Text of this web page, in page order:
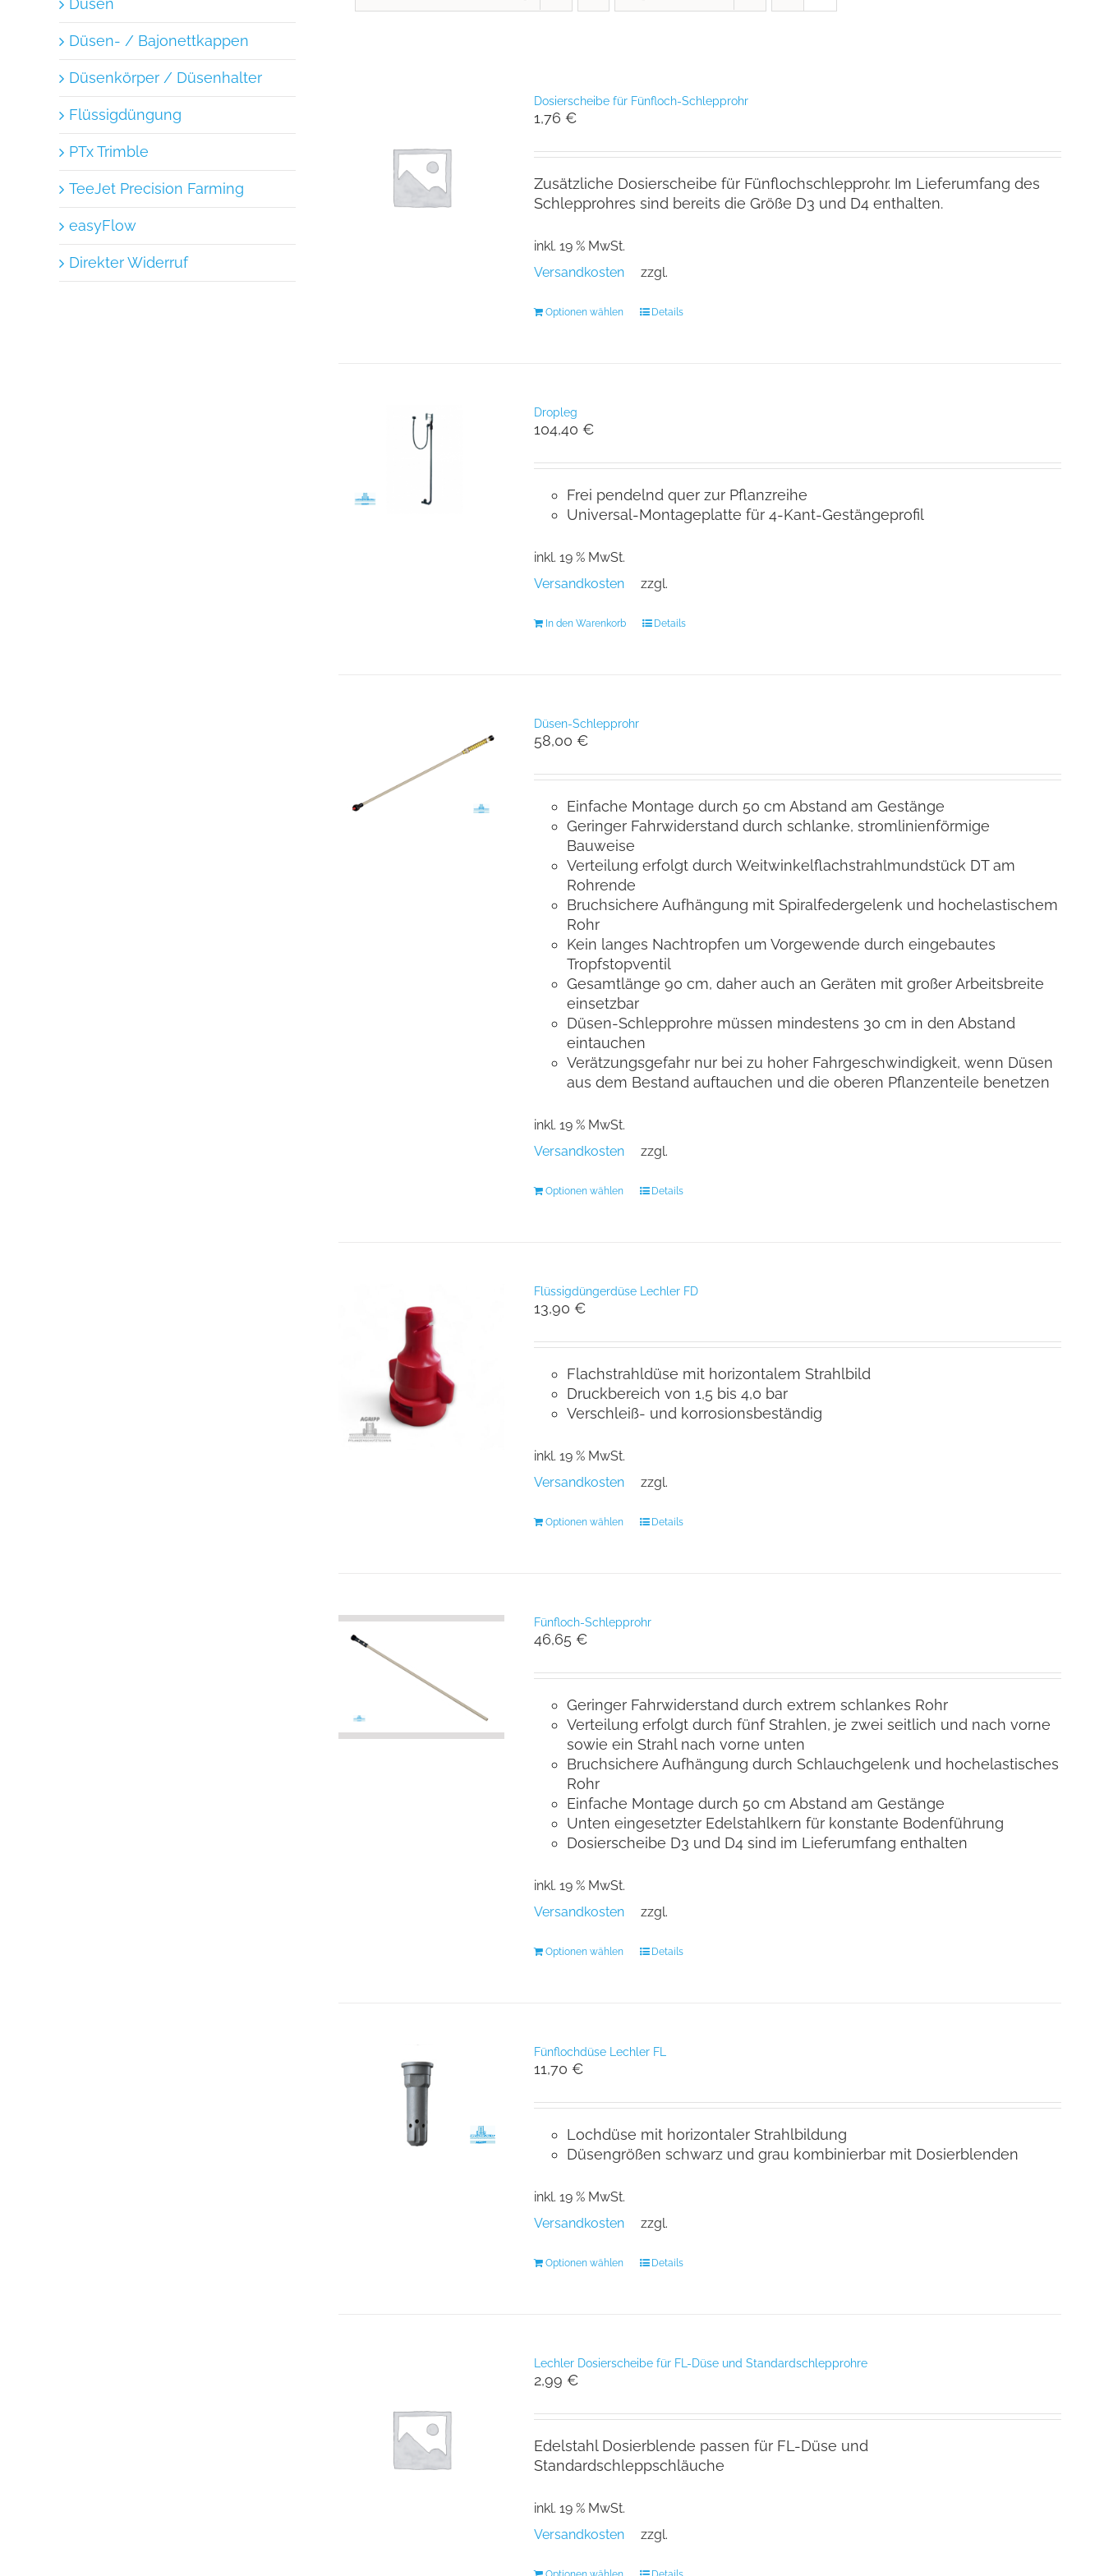
Dosierscheibe für Fünfloch-Schlepprohr
1,76 €
Zusätzliche Dosierscheibe für Fünflochschlepprohr. Im Lieferumfang des
Schlepprohres sind bereits die Größe D3 und D4 enthalten.
inkl. 19 % MwSt.
zzgl.
Versandkosten
Optionen wählen Details
Dropleg
104,40 €
Frei pendelnd quer zur Pflanzreihe
Universal-Montageplatte für 4-Kant-Gestängeprofil
inkl. 19 % MwSt.
zzgl.
Versandkosten
In den Warenkorb Details
Düsen-Schlepprohr
58,00 €
Einfache Montage durch 50 cm Abstand am Gestänge
Geringer Fahrwiderstand durch schlanke, stromlinienförmige
Bauweise
Verteilung erfolgt durch Weitwinkelflachstrahlmundstück DT am
Rohrende
Bruchsichere Aufhängung mit Spiralfedergelenk und hochelastischem
Rohr
Kein langes Nachtropfen um Vorgewende durch eingebautes
Tropfstopventil
Gesamtlänge 90 cm, daher auch an Geräten mit großer Arbeitsbreite
einsetzbar
Düsen-Schlepprohre müssen mindestens 30 cm in den Abstand
eintauchen
Verätzungsgefahr nur bei zu hoher Fahrgeschwindigkeit, wenn Düsen
aus dem Bestand auftauchen und die oberen Pflanzenteile benetzen
inkl. 19 % MwSt.
zzgl.
Versandkosten
Optionen wählen Details
Flüssigdüngerdüse Lechler FD
13,90 €
Flachstrahldüse mit horizontalem Strahlbild
Druckbereich von 1,5 bis 4,0 bar
Verschleiß- und korrosionsbeständig
inkl. 19 % MwSt.
zzgl.
Versandkosten
Optionen wählen Details
Fünfloch-Schlepprohr
46,65 €
Geringer Fahrwiderstand durch extrem schlankes Rohr
Verteilung erfolgt durch fünf Strahlen, je zwei seitlich und nach vorne
sowie ein Strahl nach vorne unten
Bruchsichere Aufhängung durch Schlauchgelenk und hochelastisches
Rohr
Einfache Montage durch 50 cm Abstand am Gestänge
Unten eingesetzter Edelstahlkern für konstante Bodenführung
Dosierscheibe D3 und D4 sind im Lieferumfang enthalten
inkl. 19 % MwSt.
zzgl.
Versandkosten
Optionen wählen Details
Fünflochdüse Lechler FL
11,70 €
Lochdüse mit horizontaler Strahlbildung
Düsengrößen schwarz und grau kombinierbar mit Dosierblenden
inkl. 19 % MwSt.
zzgl.
Versandkosten
Optionen wählen Details
Lechler Dosierscheibe für FL-Düse und Standardschlepprohre
2,99 €
Edelstahl Dosierblende passen für FL-Düse und
Standardschleppschläuche
inkl. 19 % MwSt.
zzgl.
Versandkosten
Düsen- / Bajonettkappen
Düsenkörper / Düsenhalter
Flüssigdüngung
PTx Trimble
TeeJet Precision Farming
easyFlow
Direkter Widerruf